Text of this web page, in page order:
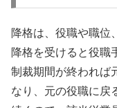
降格は、役職や職位
降格を受けると役職
制裁期間が終われば
なり、元の役職に戻